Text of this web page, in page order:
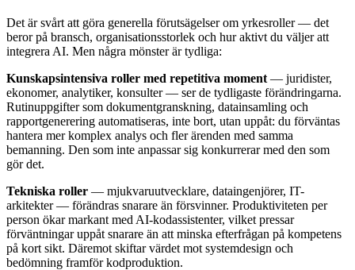
Det är svårt att göra generella förutsägelser om yrkesroller — det
beror på bransch, organisationsstorlek och hur aktivt du väljer att
integrera AI. Men några mönster är tydliga:
Kunskapsintensiva roller med repetitiva moment — juridister,
ekonomer, analytiker, konsulter — ser de tydligaste förändringarna.
Rutinuppgifter som dokumentgranskning, datainsamling och
rapportgenerering automatiseras, inte bort, utan uppåt: du förväntas
hantera mer komplex analys och fler ärenden med samma
bemanning. Den som inte anpassar sig konkurrerar med den som
gör det.
Tekniska roller — mjukvaruutvecklare, dataingenjörer, IT-
arkitekter — förändras snarare än försvinner. Produktiviteten per
person ökar markant med AI-kodassistenter, vilket pressar
förväntningar uppåt snarare än att minska efterfrågan på kompetens
på kort sikt. Däremot skiftar värdet mot systemdesign och
bedömning framför kodproduktion.